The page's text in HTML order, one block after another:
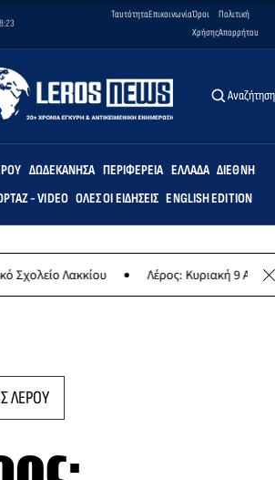
ΤαυτότηταΕπικοινωνίαΌροι
Χρήσης
Πολιτική
Απορρήτου
Αναζήτηση
ΔΩΔΕΚΆΝΗΣΑ ΠΕΡΙΦΈΡΕΙΑ ΕΛΛΆΔΑ ΔΙΕΘΝΉ
- VIDEO ΌΛΕΣ ΟΙ ΕΙΔΉΣΕΙΣ ENGLISH EDITION
Λακκίου Λέρος: Κυριακή 9
ΛΕΡΟΥ